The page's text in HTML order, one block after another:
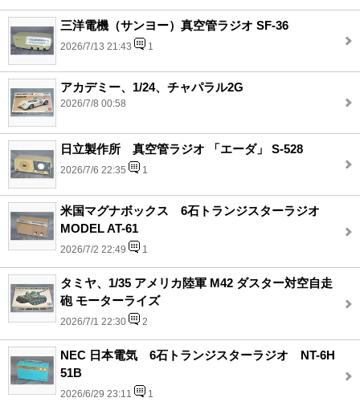
三洋電機（サンヨー）真空管ラジオ SF-36
2026/7/13 21:43 1
アカデミー、1/24、チャパラル2G
2026/7/8 00:58
日立製作所 真空管ラジオ 「エーダ」 S-528
2026/7/6 22:35 1
米国マグナボックス 6石トランジスターラジオ
MODEL AT-61
2026/7/2 22:49 1
タミヤ、1/35 アメリカ陸軍 M42 ダスター対空自走
砲 モーターライズ
2026/7/1 22:30 2
NEC 日本電気 6石トランジスターラジオ NT-6H
51B
2026/6/29 23:11 1